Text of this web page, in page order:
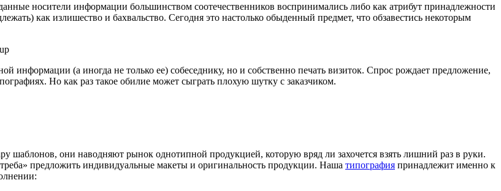
носители информации большинством соотечественников воспринимались либо как атрибут принадлежности
как излишество и бахвальство. Сегодня это настолько обыденный предмет, что обзавестись некоторым
информации (а иногда не только ее) собеседнику, но и собственно печать визиток. Спрос рождает предложение,
Но как раз такое обилие может сыграть плохую шутку с заказчиком.
шаблонов, они наводняют рынок однотипной продукцией, которую вряд ли захочется взять лишний раз в руки.
предложить индивидуальные макеты и оригинальность продукции. Наша типография принадлежит именно к